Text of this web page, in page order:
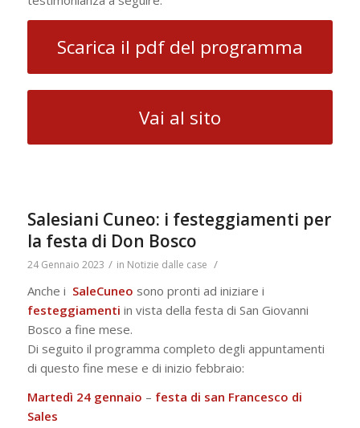
Scarica il pdf del programma
Vai al sito
Salesiani Cuneo: i festeggiamenti per
la festa di Don Bosco
24 Gennaio 2023 / in Notizie dalle case /
Anche i SaleCuneo sono pronti ad iniziare i
festeggiamenti in vista della festa di San Giovanni
Bosco a fine mese.
Di seguito il programma completo degli appuntamenti
di questo fine mese e di inizio febbraio:
Martedì 24 gennaio – festa di san Francesco di
Sales